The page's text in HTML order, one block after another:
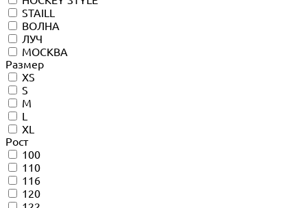
STAILL
ВОЛНА
ЛУЧ
МОСКВА
Размер
XS
S
M
L
XL
Рост
100
110
116
120